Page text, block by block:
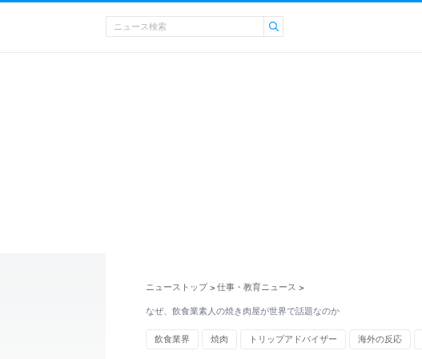
ニューストップ > 仕事・教育ニュース >
なぜ、飲食業素人の焼き肉屋が世界で話題なのか
飲食業界 焼肉 トリップアドバイザー 海外の反応